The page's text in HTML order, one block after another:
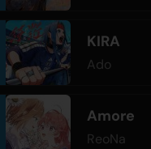
KIRA
Ado
Amore
ReoNa